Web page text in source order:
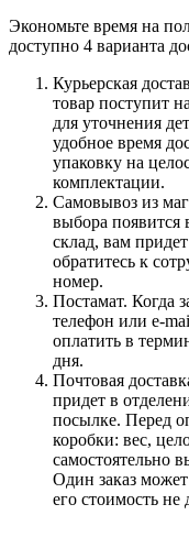
Экономьте время на
доступно 4 варианта
Курьерская
товар поступит
для уточнения
удобное время
упаковку на
комплектации.
Самовывоз из
выбора появится
склад, вам
обратитесь к
номер.
Постамат. Когда
телефон или e-
оплатить в
дня.
Почтовая
придет в
посылке. Перед
коробки: вес,
самостоятельно
Один заказ
его стоимость